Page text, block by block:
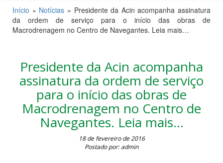
Início » Notícias » Presidente da Acin acompanha assinatura
da ordem de serviço para o início das obras de
Macrodrenagem no Centro de Navegantes. Leia mais…
Presidente da Acin acompanha
assinatura da ordem de serviço
para o início das obras de
Macrodrenagem no Centro de
Navegantes. Leia mais…
18 de fevereiro de 2016
Postado por: admin